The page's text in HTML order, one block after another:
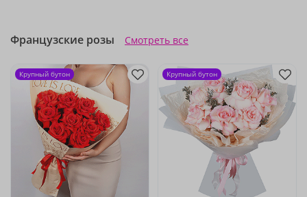
Французские розы Смотреть все
Крупный бутон Крупный бутон